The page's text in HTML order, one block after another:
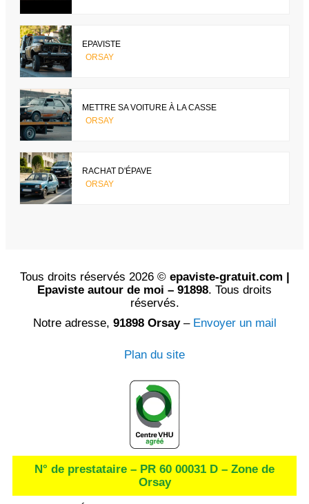
EPAVISTE
ORSAY
METTRE SA VOITURE À LA CASSE
ORSAY
RACHAT D'ÉPAVE
ORSAY
Tous droits réservés 2026 © epaviste-gratuit.com |
Epaviste autour de moi – 91898. Tous droits
réservés.
Notre adresse, 91898 Orsay– Envoyer un mail
Plan du site
N° de prestataire – PR 60 00031 D – Zone de
Orsay